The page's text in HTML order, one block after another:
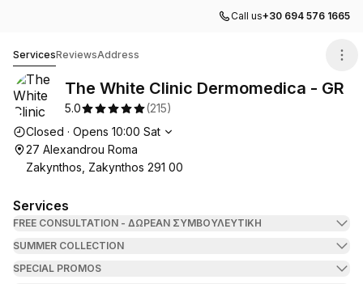
Call us+30 694 576 1665
ServicesReviewsAddress
The White Clinic Dermomedica - GR
5.0 (215)
Opening hours
Closed · Opens 10:00 Sat
27 Alexandrou Roma
Zakynthos, Zakynthos 291 00
Services
FREE CONSULTATION - ΔΩΡΕΑΝ ΣΥΜΒΟΥΛΕΥΤΙΚΗ
SUMMER COLLECTION
SPECIAL PROMOS